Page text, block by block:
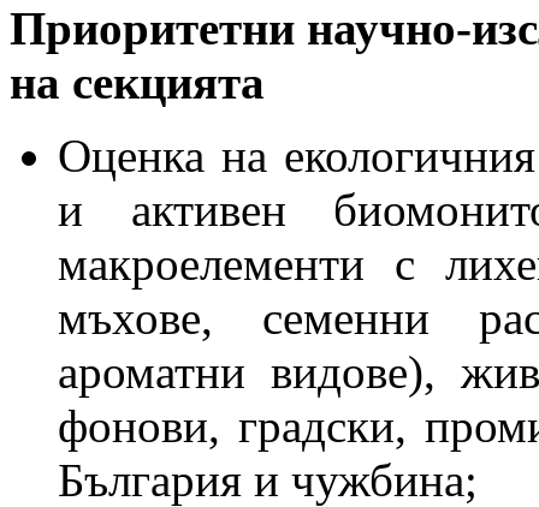
Приоритетни научно-
на секцията
Оценка на
и активен
макроелементи с
мъхове, семенни
ароматни видове),
фонови, градски,
България и чужбина;